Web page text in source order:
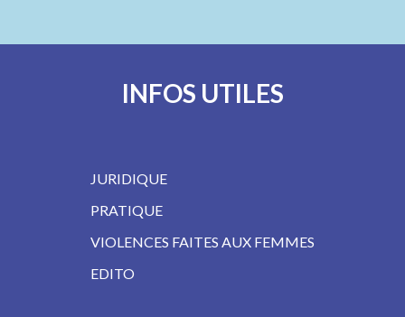
INFOS UTILES
JURIDIQUE
PRATIQUE
VIOLENCES FAITES AUX FEMMES
EDITO